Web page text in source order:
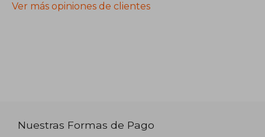
Ver más opiniones de clientes
Nuestras Formas de Pago